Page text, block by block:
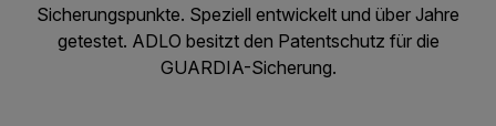
Sicherungspunkte. Speziell entwickelt und über Jahre
getestet. ADLO besitzt den Patentschutz für die
GUARDIA-Sicherung.